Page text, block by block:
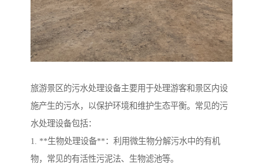
旅游景区的污水处理设备主要用于处理游客和景区内设
施产生的污水，以保护环境和维护生态平衡。常见的污
水处理设备包括：
1. **生物处理设备**：利用微生物分解污水中的有机
物，常见的有活性污泥法、生物滤池等。